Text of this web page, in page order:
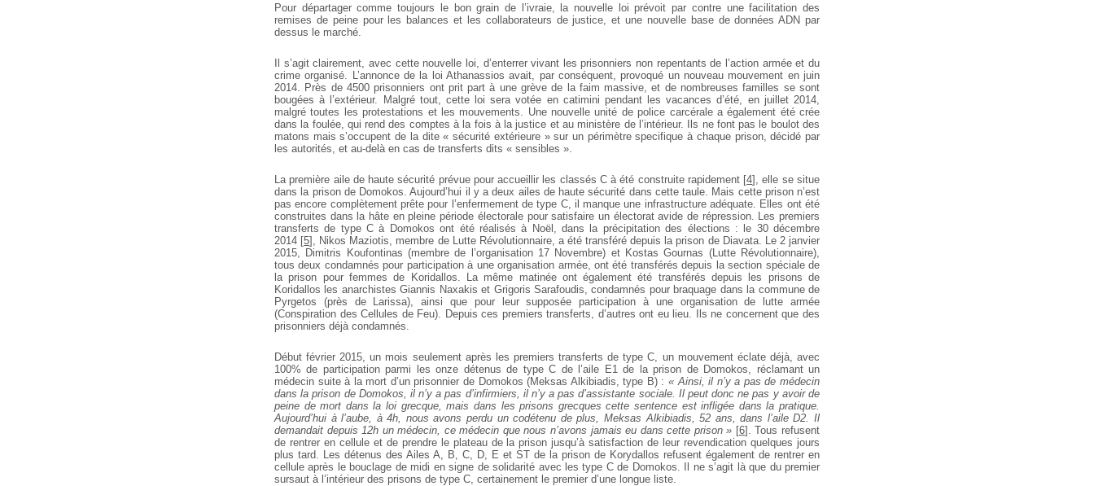
Pour départager comme toujours le bon grain de l’ivraie, la nouvelle loi prévoit par contre une facilitation des
remises de peine pour les balances et les collaborateurs de justice, et une nouvelle base de données ADN par
dessus le marché.
Il s’agit clairement, avec cette nouvelle loi, d’enterrer vivant les prisonniers non repentants de l’action armée et du
crime organisé.
L’annonce de la loi Athanassios avait, par conséquent, provoqué un nouveau mouvement en juin
2014. Près de 4500 prisonniers ont prit part à une grève de la faim massive, et de nombreuses familles se sont
bougées à l’extérieur. Malgré tout, cette loi sera votée en catimini pendant les vacances d’été, en juillet 2014,
malgré toutes les protestations et les mouvements. Une nouvelle unité de police carcérale a également été crée
dans la foulée, qui rend des comptes à la fois à la justice et au ministère de l’intérieur. Ils ne font pas le boulot des
matons mais s’occupent de la dite « sécurité extérieure » sur un périmètre specifique à chaque prison, décidé par
les autorités, et au-delà en cas de transferts dits « sensibles ».
La première aile de haute sécurité prévue pour accueillir les classés C à été construite rapidement[4] , elle se situe
dans la prison de Domokos. Aujourd’hui il y a deux ailes de haute sécurité dans cette taule. Mais cette prison n’est
pas encore complètement prête pour l’enfermement de type C, il manque une infrastructure adéquate. Elles ont été
construites dans la hâte en pleine période électorale pour satisfaire un électorat avide de répression. Les premiers
transferts de type C à Domokos ont été réalisés à Noël, dans la précipitation des élections : le 30 décembre
2014 [5] , Nikos Maziotis, membre de Lutte Révolutionnaire, a été transféré depuis la prison de Diavata. Le 2 janvier
2015, Dimitris Koufontinas (membre de l’organisation 17 Novembre) et Kostas Gournas (Lutte Révolutionnaire),
tous deux condamnés pour participation à une organisation armée, ont été transférés depuis la section spéciale de
la prison pour femmes de Koridallos. La même matinée ont également été transférés depuis les prisons de
Koridallos les anarchistes Giannis Naxakis et Grigoris Sarafoudis, condamnés pour braquage dans la commune de
Pyrgetos (près de Larissa), ainsi que pour leur supposée participation à une organisation de lutte armée
(Conspiration des Cellules de Feu). Depuis ces premiers transferts, d’autres ont eu lieu. Ils ne concernent que des
prisonniers déjà condamnés.
Début février 2015, un mois seulement après les premiers transferts de type C, un mouvement éclate déjà, avec
100% de participation parmi les onze détenus de type C de l’aile E1 de la prison de Domokos, réclamant un
médecin suite à la mort d’un prisonnier de Domokos (Meksas Alkibiadis, type B) : « Ainsi, il n’y a pas de médecin
dans la prison de Domokos, il n’y a pas d’infirmiers, il n’y a pas d’assistante sociale. Il peut donc ne pas y avoir de
peine de mort dans la loi grecque, mais dans les prisons grecques cette sentence est infligée dans la pratique.
Aujourd’hui à l’aube, à 4h, nous avons perdu un codétenu de plus, Meksas Alkibiadis, 52 ans, dans l’aile D2. Il
demandait depuis 12h un médecin, ce médecin que nous n’avons jamais eu dans cette prison » [6] . Tous refusent
de rentrer en cellule et de prendre le plateau de la prison jusqu’à satisfaction de leur revendication quelques jours
plus tard. Les détenus des Ailes A, B, C, D, E et ST de la prison de Korydallos refusent également de rentrer en
cellule après le bouclage de midi en signe de solidarité avec les type C de Domokos. Il ne s’agit là que du premier
sursaut à l’intérieur des prisons de type C, certainement le premier d’une longue liste.